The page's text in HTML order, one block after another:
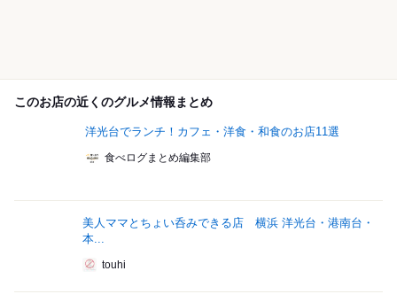
このお店の近くのグルメ情報まとめ
洋光台でランチ！カフェ・洋食・和食のお店11選
食べログまとめ編集部
美人ママとちょい呑みできる店 横浜 洋光台・港南台・
本...
touhi